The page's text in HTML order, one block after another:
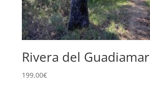
Rivera del Guadiamar
199,00€